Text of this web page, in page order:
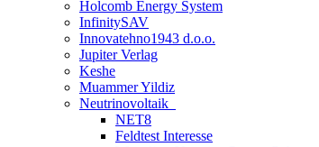
Holcomb Energy System
InfinitySAV
Innovatehno1943 d.o.o.
Jupiter Verlag
Keshe
Muammer Yildiz
Neutrinovoltaik
NET8
Feldtest Interesse